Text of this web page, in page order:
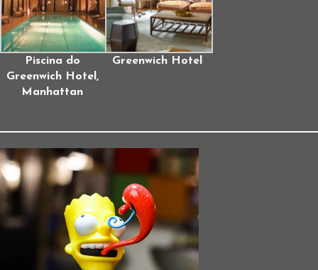
Piscina do
Greenwich Hotel,
Manhattan
Greenwich Hotel